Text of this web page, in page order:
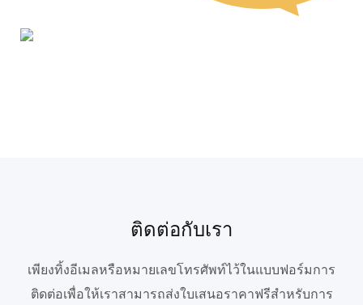
ติดต่อกับเรา
เพียงทิ้งอีเมลหรือหมายเลขโทรศัพท์ไว้ในแบบฟอร์มการ
ติดต่อเพื่อให้เราสามารถส่งใบเสนอราคาฟรีสำหรับการ